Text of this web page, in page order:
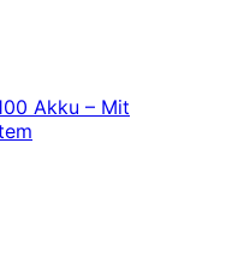
Akku – Mit